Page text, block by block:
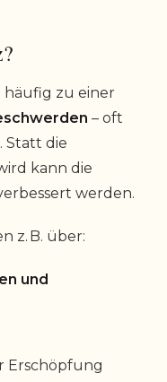
zu einer
– oft
Statt die
kann die
werden.
z. B. über:
und
Erschöpfung